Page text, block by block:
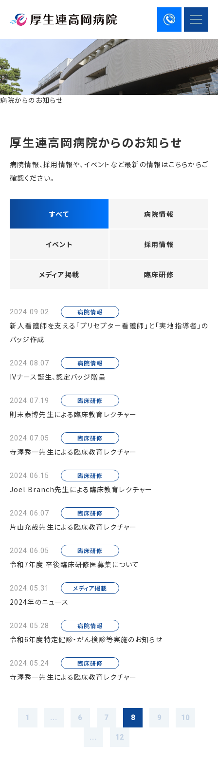
病院からのお知らせ
厚生連高岡病院からのお知らせ
病院情報、採用情報や、イベントなど最新の情報はこちらからご
確認ください。
すべて 病院情報
イベント 採用情報
メディア掲載 臨床研修
2024.09.02 病院情報
新人看護師を支える「プリセプター看護師」と「実地指導者」の
バッジ作成
2024.08.07 病院情報
IVナース誕生、認定バッジ贈呈
2024.07.19 臨床研修
則末泰博先生による臨床教育レクチャー
2024.07.05 臨床研修
寺澤秀一先生による臨床教育レクチャー
2024.06.15 臨床研修
Joel Branch先生による臨床教育レクチャー
2024.06.07 臨床研修
片山充哉先生による臨床教育レクチャー
2024.06.05 臨床研修
令和7年度 卒後臨床研修医募集について
2024.05.31 メディア掲載
2024年のニュース
2024.05.28 病院情報
令和6年度特定健診・がん検診等実施のお知らせ
2024.05.24 臨床研修
寺澤秀一先生による臨床教育レクチャー
1 ... 6 7 8 9 10
... 12